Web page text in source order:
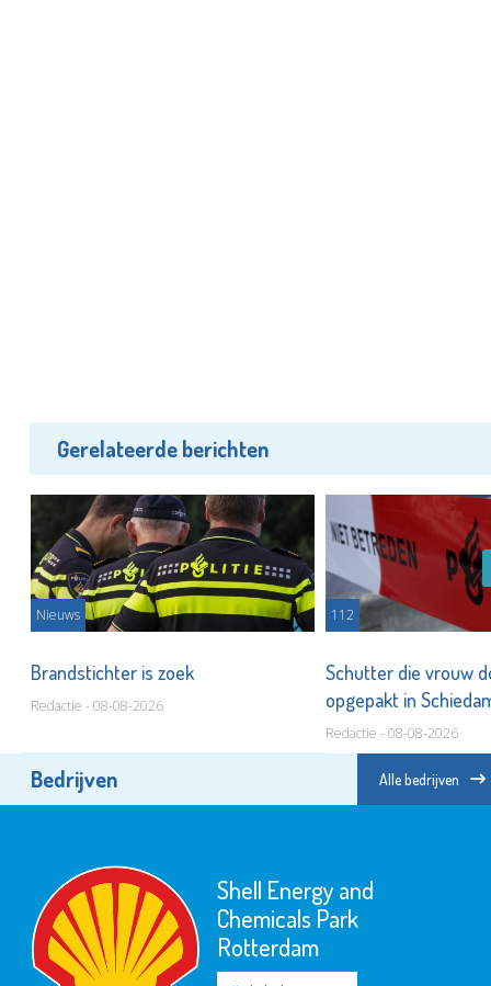
Gerelateerde berichten
Nieuws
Brandstichter is zoek
Redactie - 08-08-2026
112
Schutter die vrouw
opgepakt in
Redactie - 08-08-2026
Bedrijven Alle bedrijven
Shell Energy and
Chemicals Park
Rotterdam